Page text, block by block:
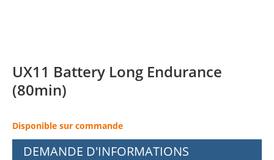
UX11 Battery Long Endurance
(80min)
Disponible sur commande
DEMANDE D'INFORMATIONS